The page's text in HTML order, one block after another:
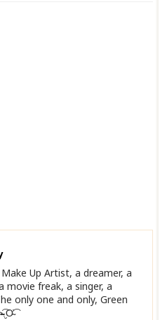
Up Artist, a dreamer, a
movie freak, a singer, a
only one and only, Green